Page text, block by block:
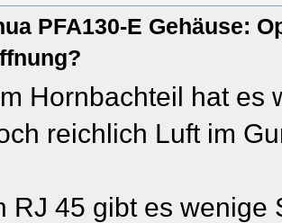
PFA130-E Gehäuse:
Hornbachteil hat es
reichlich Luft im
RJ 45 gibt es wenige